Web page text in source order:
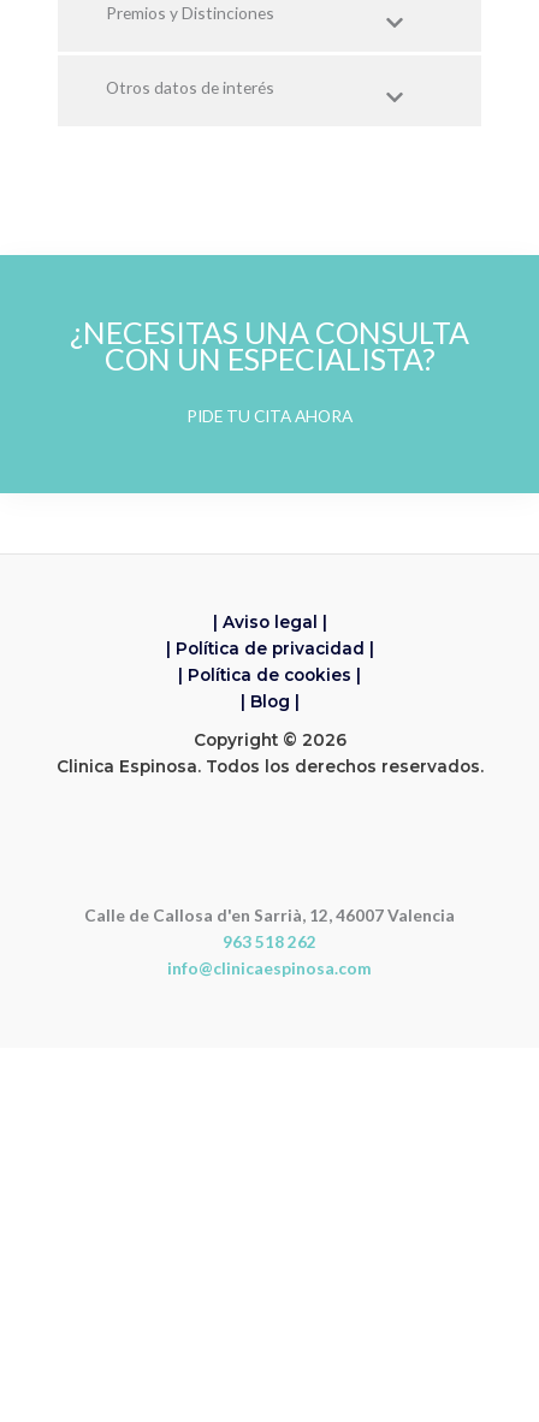
Premios y Distinciones
Otros datos de interés
¿NECESITAS UNA CONSULTA
CON UN ESPECIALISTA?
PIDE TU CITA AHORA
| Aviso legal |
| Política de privacidad |
| Política de cookies |
| Blog |
Copyright © 2026
Clinica Espinosa. Todos los derechos reservados.
Calle de Callosa d'en Sarrià, 12, 46007 Valencia
963 518 262
info@clinicaespinosa.com